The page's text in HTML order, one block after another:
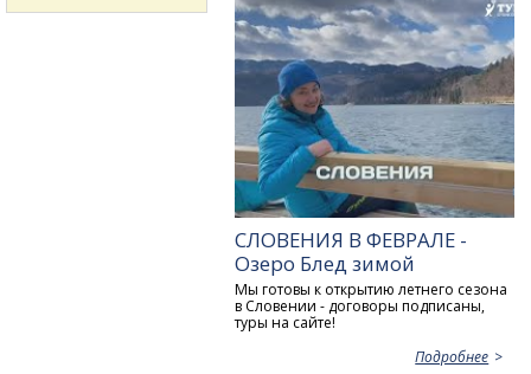
СЛОВЕНИЯ В ФЕВРАЛЕ -
Озеро Блед зимой
Мы готовы к открытию летнего сезона
в Словении - договоры подписаны,
туры на сайте!
Подробнее